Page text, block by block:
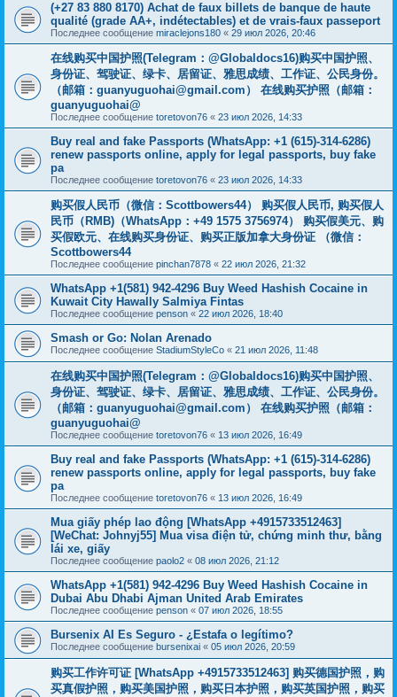
(+27 83 880 8170) Achat de faux billets de banque de haute
qualité (grade AA+, indétectables) et de vrais-faux passeport
Последнее сообщение miraclejons180 « 29 июл 2026, 20:46
在线购买中国护照(Telegram：@Globaldocs16)购买中国护照、
身份证、驾驶证、绿卡、居留证、雅思成绩、工作证、公民身份。
（邮箱： guanyuguohai@gmail.com ） 在线购买护照（邮箱：
guanyuguohai@
Последнее сообщение toretovon76 « 23 июл 2026, 14:33
Buy real and fake Passports (WhatsApp: +1 (615)-314-6286)
renew passports online, apply for legal passports, buy fake
pa
Последнее сообщение toretovon76 « 23 июл 2026, 14:33
购买假人民币（微信：Scottbowers44） 购买假人民币, 购买假人
民币（RMB)（WhatsApp：+49 1575 3756974） 购买假美元、购
买假欧元、在线购买身份证、购买正版加拿大身份证 （微信：
Scottbowers44
Последнее сообщение pinchan7878 « 22 июл 2026, 21:32
WhatsApp +1(581) 942-4296 Buy Weed Hashish Cocaine in
Kuwait City Hawally Salmiya Fintas
Последнее сообщение penson « 22 июл 2026, 18:40
Smash or Go: Nolan Arenado
Последнее сообщение StadiumStyleCo « 21 июл 2026, 11:48
在线购买中国护照(Telegram：@Globaldocs16)购买中国护照、
身份证、驾驶证、绿卡、居留证、雅思成绩、工作证、公民身份。
（邮箱： guanyuguohai@gmail.com ） 在线购买护照（邮箱：
guanyuguohai@
Последнее сообщение toretovon76 « 13 июл 2026, 16:49
Buy real and fake Passports (WhatsApp: +1 (615)-314-6286)
renew passports online, apply for legal passports, buy fake
pa
Последнее сообщение toretovon76 « 13 июл 2026, 16:49
Mua giấy phép lao động [WhatsApp +4915733512463]
[WeChat: Johnyj55] Mua visa điện tử, chứng minh thư, bằng
lái xe, giấy
Последнее сообщение paolo2 « 08 июл 2026, 21:12
WhatsApp +1(581) 942-4296 Buy Weed Hashish Cocaine in
Dubai Abu Dhabi Ajman United Arab Emirates
Последнее сообщение penson « 07 июл 2026, 18:55
Bursenix AI Es Seguro - ¿Estafa o legítimo?
Последнее сообщение bursenixai « 05 июл 2026, 20:59
购买工作许可证 [WhatsApp +4915733512463] 购买德国护照，购
买真假护照，购买美国护照，购买日本护照，购买英国护照，购买